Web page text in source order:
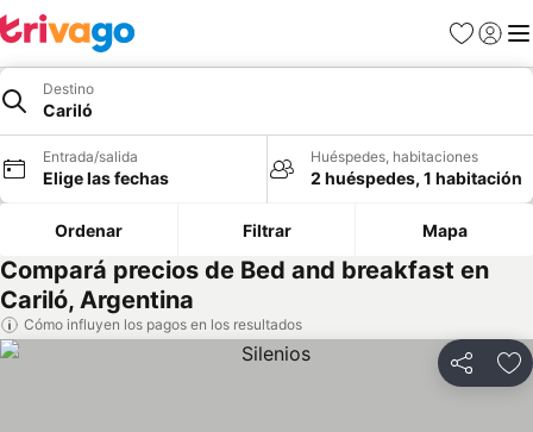
Favoritos
Iniciar
Destino
Cariló
Entrada/salida
Elige las fechas
Huéspedes, habitaciones
2 huéspedes, 1 habitación
Ordenar Filtrar Mapa
Compará precios de Bed and breakfast en
Cariló, Argentina
Cómo influyen los pagos en los resultados
Compartir